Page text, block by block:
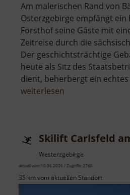
Am malerischen Rand von
Osterzgebirge empfängt
Forsthof seine Gäste mit
Zeitreise durch die
Der geschichtsträchtige
heute als Sitz des
dient, beherbergt ein echtes
weiterlesen
Arboretum
Skilift Carlsfeld
Westerzgebirge
aktuell vom 10.06.2026 / Zugriffe: 2768
35 km vom aktuellen Standort